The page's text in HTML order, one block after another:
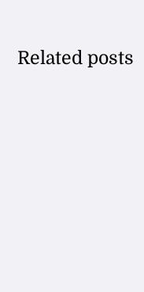
Related posts